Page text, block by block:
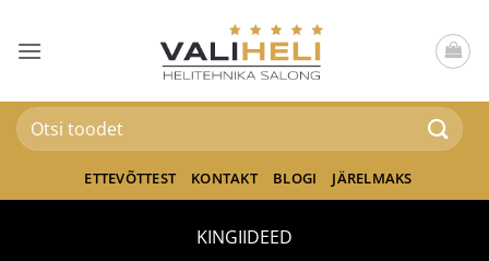
content
Otsi:
ETTEVÕTTEST KONTAKT BLOGI JÄRELMAKS
KINGIIDEED